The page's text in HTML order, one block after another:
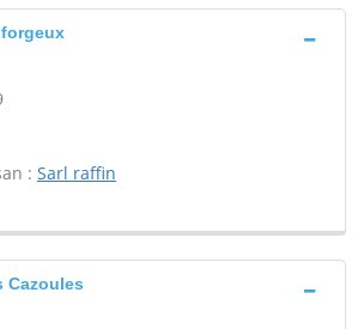
: Sarl raffin
Cazoules